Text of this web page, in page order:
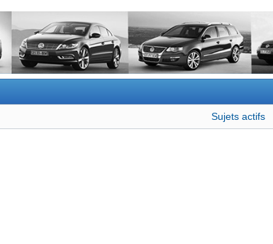
Sujets actifs